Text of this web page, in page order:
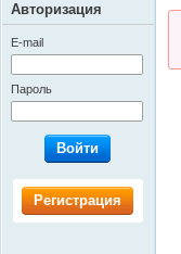
Авторизация
E-mail
Пароль
Войти
Регистрация